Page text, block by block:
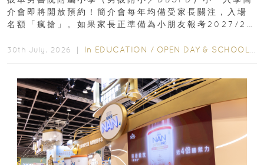
介會即將開放預約！簡介會每年均備受家長關注，入場
名額「瘋搶」。如果家長正準備為小朋友報考2027/28
30th July, 2026 ｜ In EDUCATION / OPEN DAY & SCHOOL EVENTS